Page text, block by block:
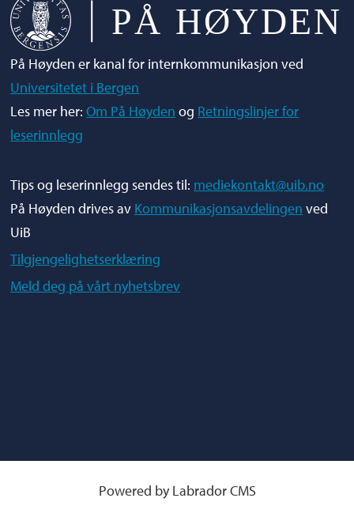
På Høyden er kanal for internkommunikasjon ved
Universitetet i Bergen
Les mer her:Om På Høyden og Retningslinjer for
leserinnlegg
Tips og leserinnlegg sendes til: mediekontakt@uib.no
På Høyden drives av Kommunikasjonsavdelingen ved
UiB
Tilgjengelighetserklæring
Meld deg på vårt nyhetsbrev
Powered by Labrador CMS